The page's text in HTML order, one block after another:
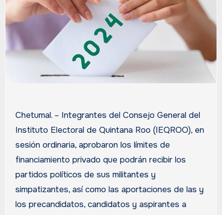
Chetumal. – Integrantes del Consejo General del
Instituto Electoral de Quintana Roo (IEQROO), en
sesión ordinaria, aprobaron los límites de
financiamiento privado que podrán recibir los
partidos políticos de sus militantes y
simpatizantes, así como las aportaciones de las y
los precandidatos, candidatos y aspirantes a